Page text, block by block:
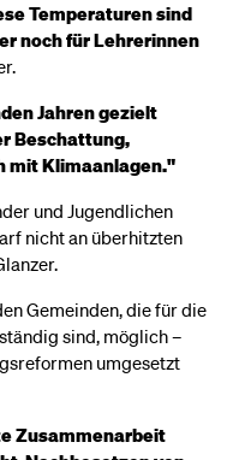
Temperaturen sind
noch für Lehrerinnen
Jahren gezielt
Beschattung,
mit Klimaanlagen."
und Jugendlichen
nicht an überhitzten
Gemeinden, die für die
sind, möglich –
umgesetzt
Zusammenarbeit